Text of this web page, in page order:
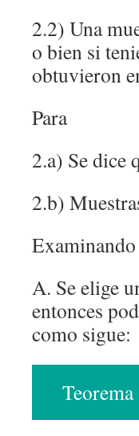
2.2) Una
o bien si
obtuvieron
Para
2.a) Se dice
2.b)
Examinando
A. Se elige
entonces
como sigue:
Teorema